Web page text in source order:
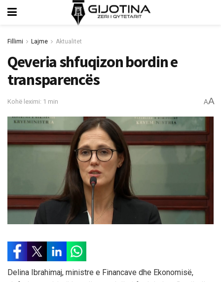
Fillimi Lajme Aktualitet
Qeveria shfuqizon bordin e
transparencës
Kohë leximi: 1 min AA
Delina Ibrahimaj, ministre e Financave dhe Ekonomisë,